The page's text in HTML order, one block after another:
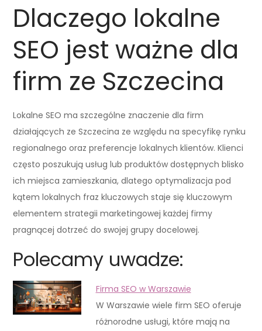
Dlaczego lokalne
SEO jest ważne dla
firm ze Szczecina
Lokalne SEO ma szczególne znaczenie dla firm
działających ze Szczecina ze względu na specyfikę rynku
regionalnego oraz preferencje lokalnych klientów. Klienci
często poszukują usług lub produktów dostępnych blisko
ich miejsca zamieszkania, dlatego optymalizacja pod
kątem lokalnych fraz kluczowych staje się kluczowym
elementem strategii marketingowej każdej firmy
pragnącej dotrzeć do swojej grupy docelowej.
Polecamy uwadze:
Firma SEO w Warszawie
W Warszawie wiele firm SEO oferuje
różnorodne usługi, które mają na